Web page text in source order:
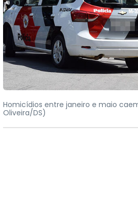
Homicídios entre janeiro e maio
Oliveira/DS)